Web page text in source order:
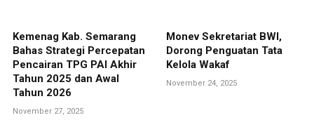
Kemenag Kab. Semarang
Bahas Strategi Percepatan
Pencairan TPG PAI Akhir
Tahun 2025 dan Awal
Tahun 2026
November 27, 2025
Monev Sekretariat BWI,
Dorong Penguatan Tata
Kelola Wakaf
November 24, 2025